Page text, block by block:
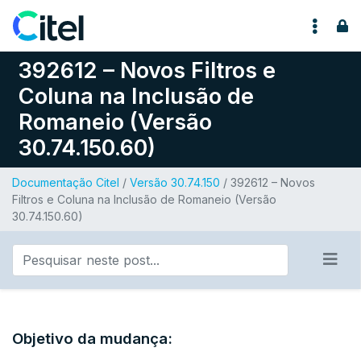
Pular para o conteúdo
392612 – Novos Filtros e
Coluna na Inclusão de
Romaneio (Versão
30.74.150.60)
Documentação Citel / Versão 30.74.150 / 392612 – Novos
Filtros e Coluna na Inclusão de Romaneio (Versão
30.74.150.60)
Objetivo da mudança: